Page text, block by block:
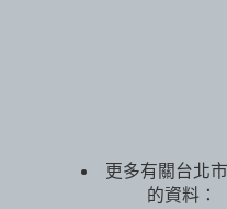
更多有關台北
的資料：